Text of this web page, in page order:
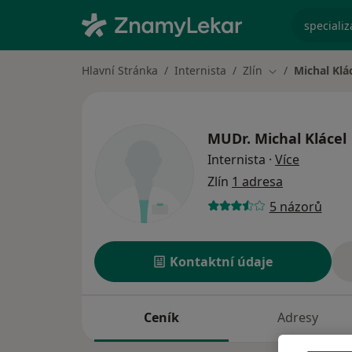
Hlavní Stránka Internista Zlín Změna města
Michal
MUDr. Michal Klácel
Internista · Více
Zlín 1 adresa
5 názorů
Kontaktní údaje
Ceník Adresy